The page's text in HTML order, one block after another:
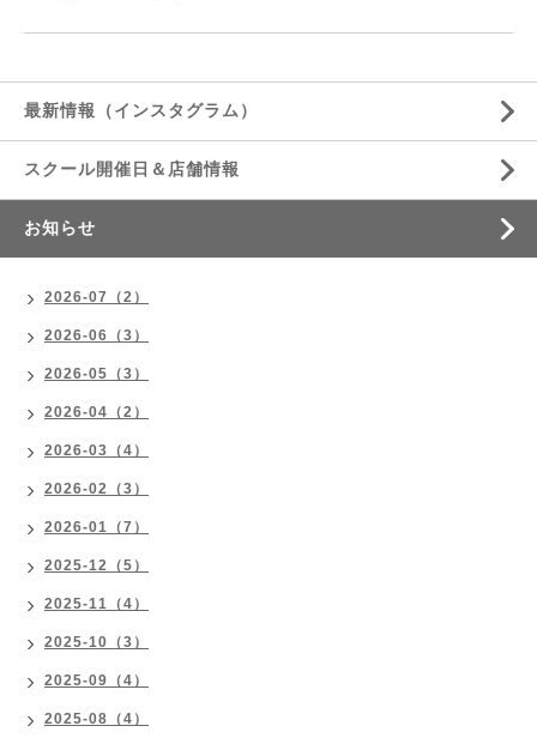
最新情報（インスタグラム）
スクール開催日＆店舗情報
お知らせ
2026-07（2）
2026-06（3）
2026-05（3）
2026-04（2）
2026-03（4）
2026-02（3）
2026-01（7）
2025-12（5）
2025-11（4）
2025-10（3）
2025-09（4）
2025-08（4）